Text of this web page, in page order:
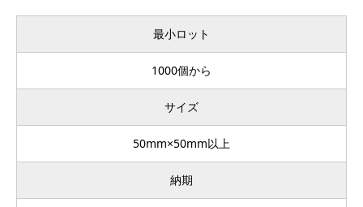
最小ロット
1000個から
サイズ
50mm×50mm以上
納期